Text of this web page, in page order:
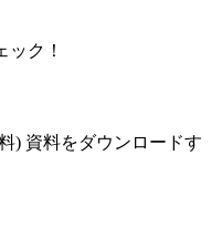
ク！
) 資料をダウンロードす